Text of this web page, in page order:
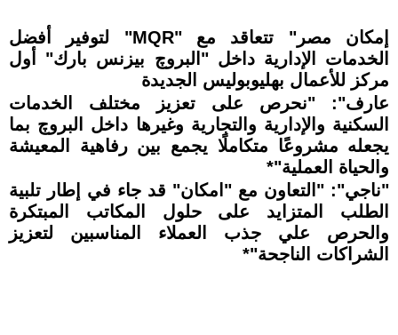
إمكان مصر" تتعاقد مع "MQR" لتوفير أفضل
الخدمات الإدارية داخل "البروچ بيزنس بارك" أول
مركز للأعمال بهليوبوليس الجديدة
عارف": "نحرص على تعزيز مختلف الخدمات
السكنية والإدارية والتجارية وغيرها داخل البروچ بما
يجعله مشروعًا متكاملًا يجمع بين رفاهية المعيشة
والحياة العملية"*
"ناجي": "التعاون مع "امكان" قد جاء في إطار تلبية
الطلب المتزايد على حلول المكاتب المبتكرة
والحرص علي جذب العملاء المناسبين لتعزيز
الشراكات الناجحة"*